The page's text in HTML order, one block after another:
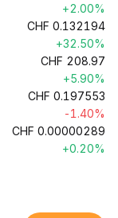
+2.00%
CHF 0.132194
+32.50%
CHF 208.97
+5.90%
CHF 0.197553
-1.40%
CHF 0.00000289
+0.20%